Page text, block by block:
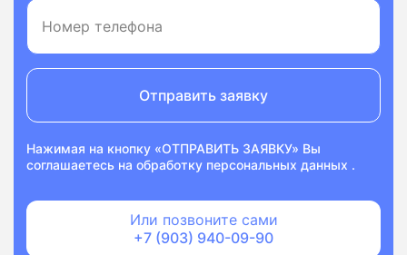
Отправить заявку
Нажимая на кнопку «ОТПРАВИТЬ ЗАЯВКУ» Вы
соглашаетесь на обработку персональных данных .
Или позвоните сами
+7 (903) 940-09-90